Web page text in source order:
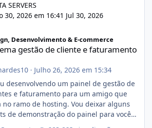
SERVERS
30, 2026 em 16:41 Jul 30, 2026
Desenvolvimento & E-commerce
gestão de cliente e faturamento
· Julho 26, 2026 em 15:34
desenvolvendo um painel de gestão de
e faturamento para um amigo que
no ramo de hosting. Vou deixar alguns
de demonstração do painel para vocês